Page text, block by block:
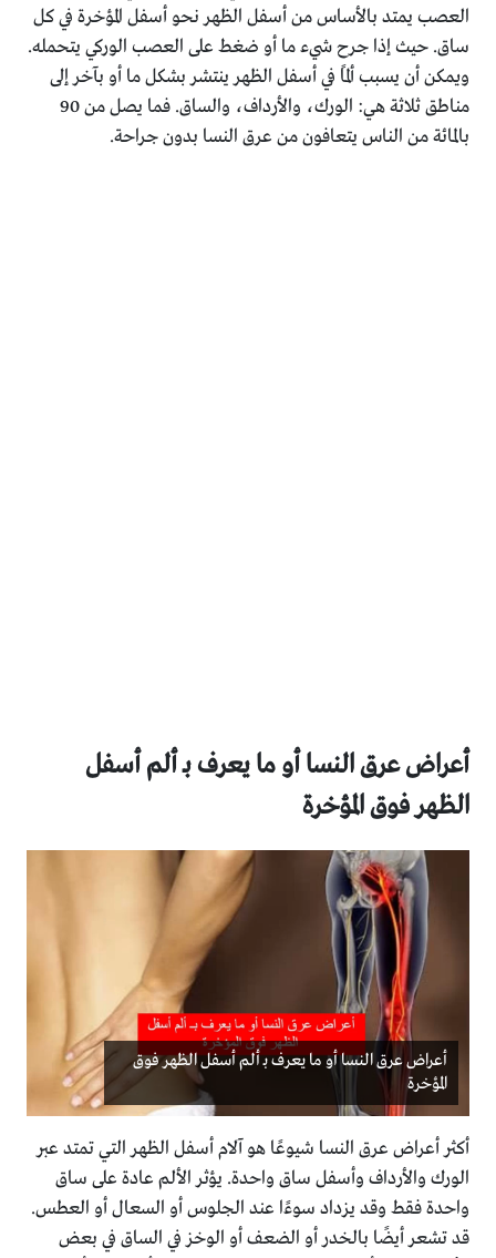
العصب يمتد بالأساس من أسفل الظهر نحو أسفل المؤخرة في كل
ساق. حيث إذا جرح شيء ما أو ضغط على العصب الوركي يتحمله.
ويمكن أن يسبب ألمًا في أسفل الظهر ينتشر بشكل ما أو بآخر إلى
مناطق ثلاثة هي: الورك، والأرداف، والساق. فما يصل من 90
بالمائة من الناس يتعافون من عرق النسا بدون جراحة.
أعراض عرق النسا أو ما يعرف بـ ألم أسفل
الظهر فوق المؤخرة
أعراض عرق النسا أو ما يعرف بـ ألم أسفل الظهر فوق
المؤخرة
أكثر أعراض عرق النسا شيوعًا هو آلام أسفل الظهر التي تمتد عبر
الورك والأرداف وأسفل ساق واحدة. يؤثر الألم عادة على ساق
واحدة فقط وقد يزداد سوءًا عند الجلوس أو السعال أو العطس.
قد تشعر أيضًا بالخدر أو الضعف أو الوخز في الساق في بعض